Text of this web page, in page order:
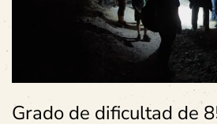
Grado de dificultad de